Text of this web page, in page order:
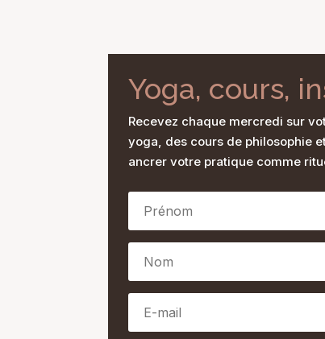
Yoga, cours,
Recevez chaque mercredi sur
yoga, des cours de philosophie
ancrer votre pratique comme